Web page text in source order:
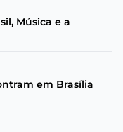
Música e a
em Brasília